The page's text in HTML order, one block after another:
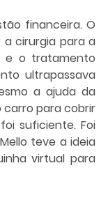
financeira. O
cirurgia para a
e o tratamento
ultrapassava
a ajuda da
carro para cobrir
suficiente. Foi
teve a ideia
virtual para